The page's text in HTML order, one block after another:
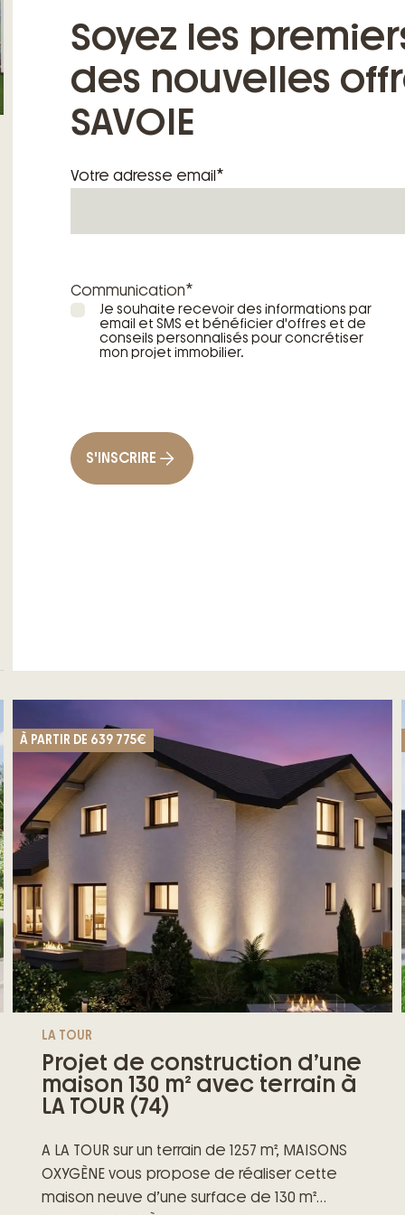
Soyez les
des nouvelles
SAVOIE
Votre adresse email*
Communication*
Je souhaite recevoir des informations par
email et SMS et bénéficier d'offres et de
conseils personnalisés pour concrétiser
mon projet immobilier.
S'INSCRIRE
À PARTIR DE 639 775€
LA TOUR
Projet de construction d’une
maison 130 m² avec terrain à
LA TOUR (74)
A LA TOUR sur un terrain de 1257 m², MAISONS
OXYGÈNE vous propose de réaliser cette
maison neuve d’une surface de 130 m²